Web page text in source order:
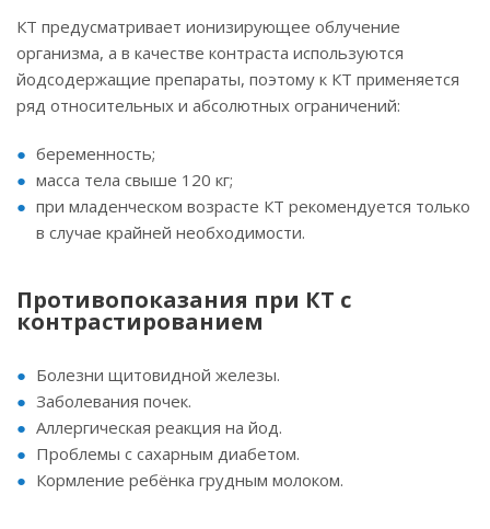
КТ предусматривает ионизирующее облучение
организма, а в качестве контраста используются
йодсодержащие препараты, поэтому к КТ применяется
ряд относительных и абсолютных ограничений:
беременность;
масса тела свыше 120 кг;
при младенческом возрасте КТ рекомендуется только
в случае крайней необходимости.
Противопоказания при КТ с
контрастированием
Болезни щитовидной железы.
Заболевания почек.
Аллергическая реакция на йод.
Проблемы с сахарным диабетом.
Кормление ребёнка грудным молоком.